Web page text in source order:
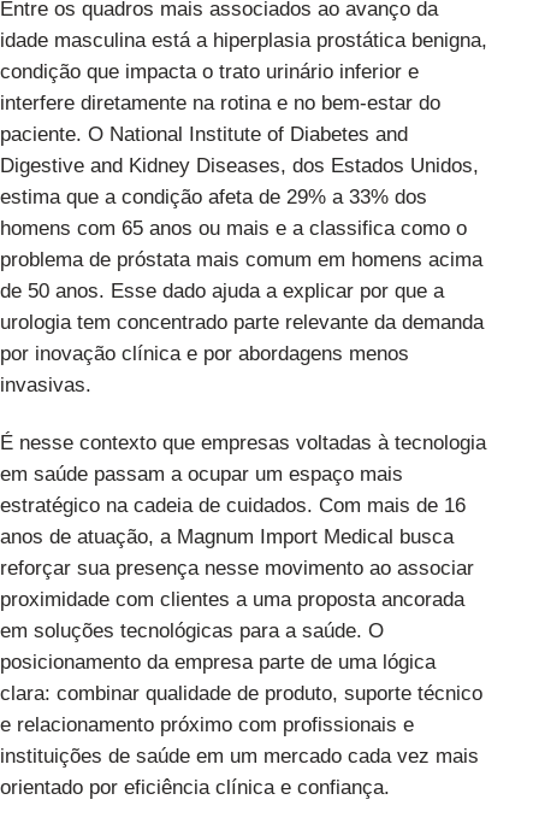
Entre os quadros mais associados ao avanço da
idade masculina está a hiperplasia prostática benigna,
condição que impacta o trato urinário inferior e
interfere diretamente na rotina e no bem-estar do
paciente. O National Institute of Diabetes and
Digestive and Kidney Diseases, dos Estados Unidos,
estima que a condição afeta de 29% a 33% dos
homens com 65 anos ou mais e a classifica como o
problema de próstata mais comum em homens acima
de 50 anos. Esse dado ajuda a explicar por que a
urologia tem concentrado parte relevante da demanda
por inovação clínica e por abordagens menos
invasivas.
É nesse contexto que empresas voltadas à tecnologia
em saúde passam a ocupar um espaço mais
estratégico na cadeia de cuidados. Com mais de 16
anos de atuação, a Magnum Import Medical busca
reforçar sua presença nesse movimento ao associar
proximidade com clientes a uma proposta ancorada
em soluções tecnológicas para a saúde. O
posicionamento da empresa parte de uma lógica
clara: combinar qualidade de produto, suporte técnico
e relacionamento próximo com profissionais e
instituições de saúde em um mercado cada vez mais
orientado por eficiência clínica e confiança.